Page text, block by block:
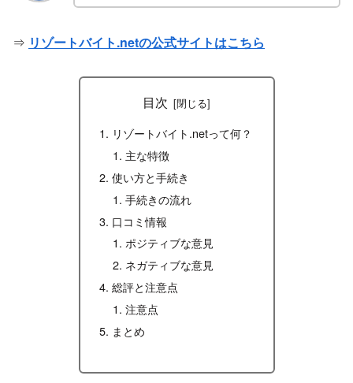
⇒ リゾートバイト.netの公式サイトはこちら
目次
リゾートバイト.netって何？
主な特徴
使い方と手続き
手続きの流れ
口コミ情報
ポジティブな意見
ネガティブな意見
総評と注意点
注意点
まとめ